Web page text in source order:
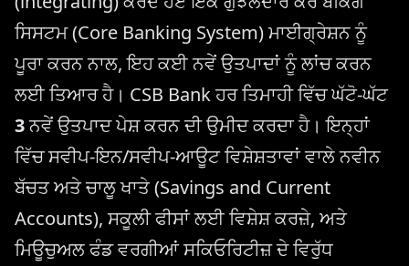
ਸਿਸਟਮ (Core Banking System) ਮਾਈਗ੍ਰੇਸ਼ਨ ਨੂੰ
ਪੂਰਾ ਕਰਨ ਨਾਲ, ਇਹ ਕਈ ਨਵੇਂ ਉਤਪਾਦਾਂ ਨੂੰ ਲਾਂਚ ਕਰਨ
ਲਈ ਤਿਆਰ ਹੈ। CSB Bank ਹਰ ਤਿਮਾਹੀ ਵਿੱਚ ਘੱਟੋ-ਘੱਟ
3ਨਵੇਂ ਉਤਪਾਦ ਪੇਸ਼ ਕਰਨ ਦੀ ਉਮੀਦ ਕਰਦਾ ਹੈ। ਇਨ੍ਹਾਂ
ਵਿੱਚ ਸਵੀਪ-ਇਨ/ਸਵੀਪ-ਆਊਟ ਵਿਸ਼ੇਸ਼ਤਾਵਾਂ ਵਾਲੇ ਨਵੀਨ
ਬੱਚਤ ਅਤੇ ਚਾਲੂ ਖਾਤੇ (Savings and Current
Accounts), ਸਕੂਲੀ ਫੀਸਾਂ ਲਈ ਵਿਸ਼ੇਸ਼ ਕਰਜ਼ੇ, ਅਤੇ
ਮਿਊਚੁਅਲ ਫੰਡ ਵਰਗੀਆਂ ਸਕਿਓਰਿਟੀਜ਼ ਦੇ ਵਿਰੁੱਧ